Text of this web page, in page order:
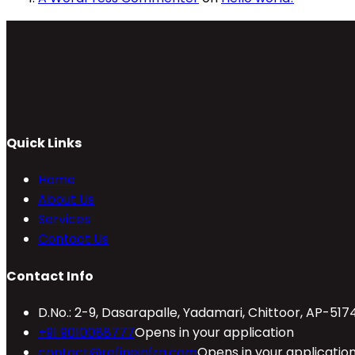
Quick Links
Home
About Us
Services
Contact Us
Contact Info
D.No.: 2-9, Dasarapalle, Yadamari, Chittoor, AP-
+91 9010088777Opens in your application